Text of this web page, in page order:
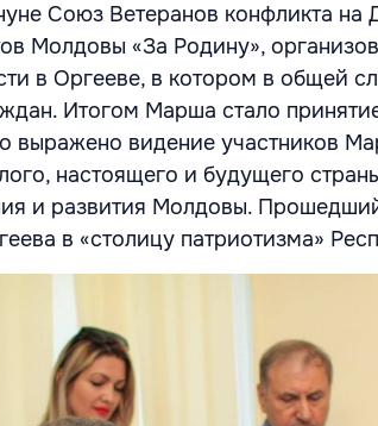
Союз Ветеранов конфликта на
Молдовы «За Родину»,
в Оргееве, в котором в общей
Итогом Марша стало
выражено видение участников
настоящего и будущего
и развития Молдовы.
в «столицу патриотизма»